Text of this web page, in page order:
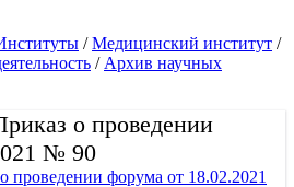
/Медицинский институт /
/ Архив научных
о проведении
№ 90
проведении форума от 18.02.2021